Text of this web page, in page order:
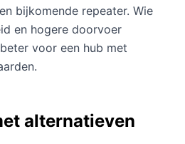
bijkomende repeater. Wie
en hogere doorvoer
voor een hub met
alternatieven